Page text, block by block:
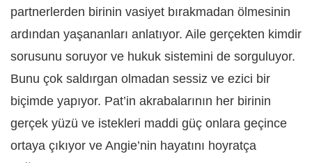
partnerlerden birinin vasiyet bırakmadan ölmesinin
ardından yaşananları anlatıyor. Aile gerçekten kimdir
sorusunu soruyor ve hukuk sistemini de sorguluyor.
Bunu çok saldırgan olmadan sessiz ve ezici bir
biçimde yapıyor. Pat’in akrabalarının her birinin
gerçek yüzü ve istekleri maddi güç onlara geçince
ortaya çıkıyor ve Angie’nin hayatını hoyratça